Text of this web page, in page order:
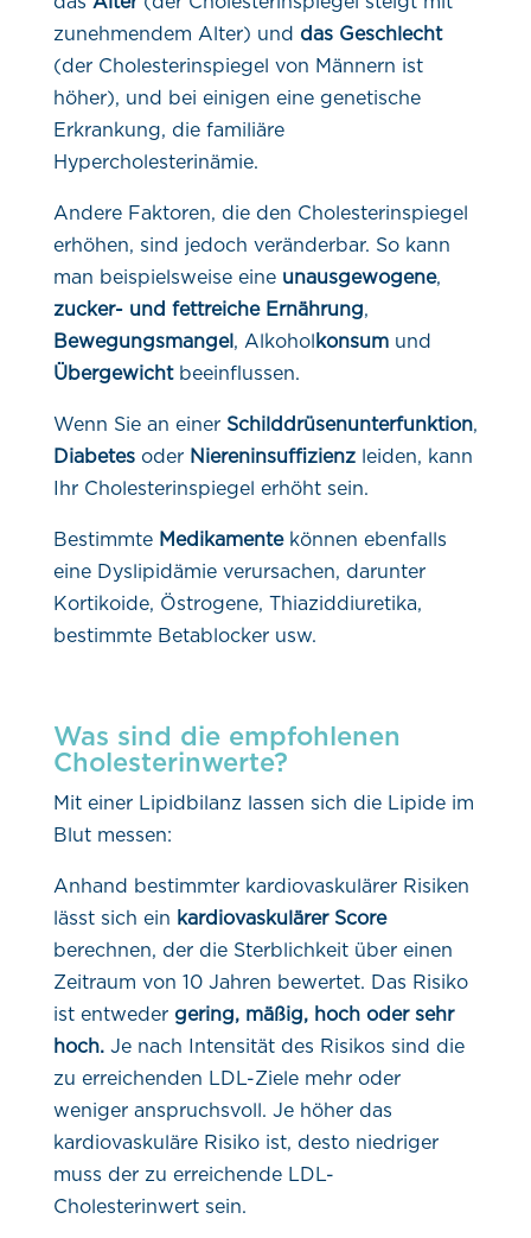
zunehmendem Alter) und das Geschlecht
(der Cholesterinspiegel von Männern ist
höher), und bei einigen eine genetische
Erkrankung, die familiäre
Hypercholesterinämie.
Andere Faktoren, die den Cholesterinspiegel
erhöhen, sind jedoch veränderbar. So kann
man beispielsweise eine unausgewogene,
zucker- und fettreiche Ernährung,
Bewegungsmangel , Alkohol konsum und
Übergewichtbeeinflussen.
Wenn Sie an einer Schilddrüsenunterfunktion,
Diabetes oder Niereninsuffizienzleiden, kann
Ihr Cholesterinspiegel erhöht sein.
Bestimmte Medikamentekönnen ebenfalls
eine Dyslipidämie verursachen, darunter
Kortikoide, Östrogene, Thiaziddiuretika,
bestimmte Betablocker usw.
Was sind die empfohlenen
Cholesterinwerte?
Mit einer Lipidbilanz lassen sich die Lipide im
Blut messen:
Anhand bestimmter kardiovaskulärer Risiken
lässt sich ein kardiovaskulärer Score
berechnen, der die Sterblichkeit über einen
Zeitraum von 10 Jahren bewertet. Das Risiko
ist entweder gering, mäßig, hoch oder sehr
hoch. Je nach Intensität des Risikos sind die
zu erreichenden LDL-Ziele mehr oder
weniger anspruchsvoll. Je höher das
kardiovaskuläre Risiko ist, desto niedriger
muss der zu erreichende LDL-
Cholesterinwert sein.